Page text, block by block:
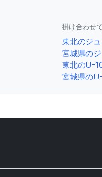
掛け合わせ
東北のジ
宮城県の
東北のU-
宮城県の